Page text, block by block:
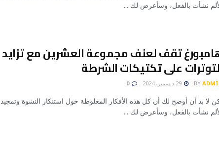
نشأت بالفعل، وسأعرض لك ...
تقف لعنف مجموعة العشرين مع تزايد
على تكتيكات الشرطة
BY
0
لا بد أن أوضح لك أن كل هذه الأفكار المغلوطة حول استنكار النشوة وتمجيد
نشأت بالفعل، وسأعرض لك ...